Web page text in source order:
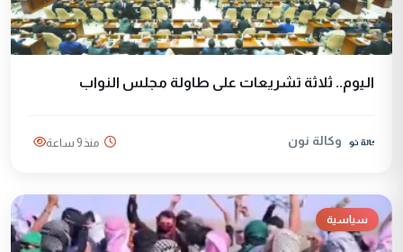
اليوم.. ثلاثة تشريعات على طاولة مجلس النواب
وكالة نون منذ 9 ساعة
سياسية